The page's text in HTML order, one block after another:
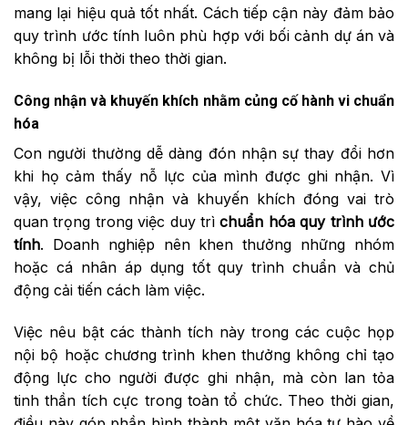
mang lại hiệu quả tốt nhất. Cách tiếp cận này đảm bảo
quy trình ước tính luôn phù hợp với bối cảnh dự án và
không bị lỗi thời theo thời gian.
Công nhận và khuyến khích nhằm củng cố hành vi chuẩn
hóa
Con người thường dễ dàng đón nhận sự thay đổi hơn
khi họ cảm thấy nỗ lực của mình được ghi nhận. Vì
vậy, việc công nhận và khuyến khích đóng vai trò
quan trọng trong việc duy trìchuẩn hóa quy trình ước
tính. Doanh nghiệp nên khen thưởng những nhóm
hoặc cá nhân áp dụng tốt quy trình chuẩn và chủ
động cải tiến cách làm việc.
Việc nêu bật các thành tích này trong các cuộc họp
nội bộ hoặc chương trình khen thưởng không chỉ tạo
động lực cho người được ghi nhận, mà còn lan tỏa
tinh thần tích cực trong toàn tổ chức. Theo thời gian,